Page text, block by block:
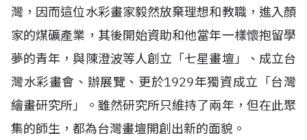
灣，因而這位水彩畫家毅然放棄理想和教職，進入顏
家的煤礦產業，其後開始資助和他當年一樣懷抱留學
夢的青年，與陳澄波等人創立「七星畫壇」、成立台
灣水彩畫會、辦展覽、更於1929年獨資成立「台灣
繪畫研究所」。雖然研究所只維持了兩年，但在此聚
集的師生，都為台灣畫壇開創出新的面貌。